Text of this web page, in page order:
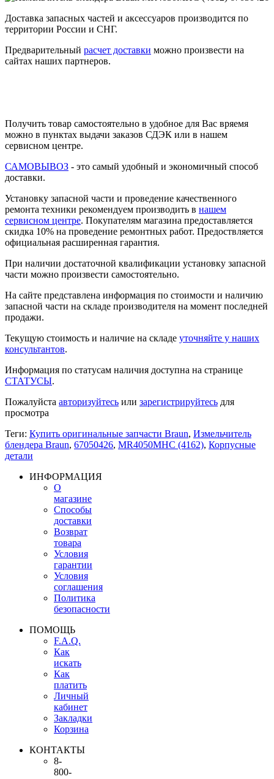
Доставка запасных частей и аксессуаров производится по
территории России и СНГ.
Предварительный расчет доставки можно произвести на
сайтах наших партнеров.
Получить товар самостоятельно в удобное для Вас вряемя
можно в пунктах выдачи заказов СДЭК или в нашем
сервисном центре.
САМОВЫВОЗ - это самый удобный и экономичный способ
доставки.
Установку запасной части и проведение качественного
ремонта техники рекомендуем производить в нашем
сервисном центре. Покупателям магазина предоставляется
скидка 10% на проведение ремонтных работ. Предоствляется
официальная расширенная гарантия.
При наличии достаточной квалификации установку запасной
части можно произвести самостоятельно.
На сайте представлена информация по стоимости и наличию
запасной части на складе производителя на момент последней
продажи.
Текущую стоимость и наличие на складе уточняйте у наших
консультантов.
Информация по статусам наличия доступна на странице
СТАТУСЫ.
Пожалуйста авторизуйтесь или зарегистрируйтесь для
просмотра
Теги: Купить оригинальные запчасти Braun, Измельчитель
блендера Braun, 67050426, MR4050MHC (4162), Корпусные
детали
ИНФОРМАЦИЯ
О
магазине
Способы
доставки
Возврат
товара
Условия
гарантии
Условия
соглашения
Политика
безопасности
ПОМОЩЬ
F.A.Q.
Как
искать
Как
платить
Личный
кабинет
Закладки
Корзина
КОНТАКТЫ
8-
800-